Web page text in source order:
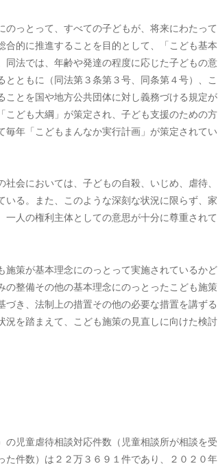
っとって、すべての子どもが、将来にわたって
的に推進することを目的として、「こども基本
法では、年齢や発達の程度に応じた子どもの意
ともに（同法第３条第３号、同条第４号）、こ
とを国や地方公共団体に対し義務づける規定が
ども大綱」が策定され、子ども支援のための方
年「こどもまんなか実行計画」が策定されてい
会においては、子どもの自殺、いじめ、虐待、
る。また、このような深刻な状況に限らず、家
人の権利主体としての意思が十分に尊重されて
策が基本理念にのっとって実施されているかど
整備その他の基本理念にのっとったこども施策
き、法制上の措置その他の必要な措置を講ずる
を踏まえて、こども施策の見直しに向けた検討
児童虐待相談対応件数（児童相談所が相談を受
件数）は２２万３６９１件であり、２０２０年